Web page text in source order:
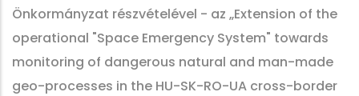
Önkormányzat részvételével - az „Extension of the
operational "Space Emergency System" towards
monitoring of dangerous natural and man-made
geo-processes in the HU-SK-RO-UA cross-border